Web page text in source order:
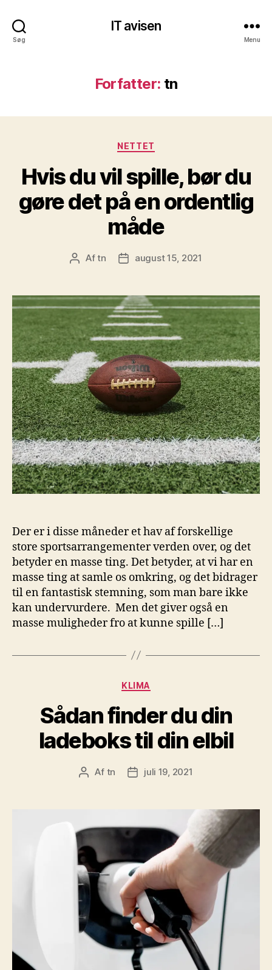
Søg
IT avisen
Menu
Forfatter: tn
Kategorier
NETTET
Hvis du vil spille, bør du
gøre det på en ordentlig
måde
Indlægsforfatter
Aftn Indlægsdato
august 15, 2021
Der er i disse måneder et hav af forskellige
store sportsarrangementer verden over, og det
betyder en masse ting. Det betyder, at vi har en
masse ting at samle os omkring, og det bidrager
til en fantastisk stemning, som man bare ikke
kan undervurdere. Men det giver også en
masse muligheder fro at kunne spille […]
Kategorier
KLIMA
Sådan finder du din
ladeboks til din elbil
Indlægsforfatter
Af tn Indlægsdato
juli 19, 2021